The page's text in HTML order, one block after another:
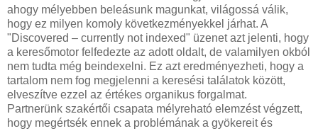
ahogy mélyebben beleásunk magunkat, világossá válik,
hogy ez milyen komoly következményekkel járhat. A
"Discovered – currently not indexed" üzenet azt jelenti, hogy
a keresőmotor felfedezte az adott oldalt, de valamilyen okból
nem tudta még beindexelni. Ez azt eredményezheti, hogy a
tartalom nem fog megjelenni a keresési találatok között,
elveszítve ezzel az értékes organikus forgalmat.
Partnerünk szakértői csapata mélyreható elemzést végzett,
hogy megértsék ennek a problémának a gyökereit és